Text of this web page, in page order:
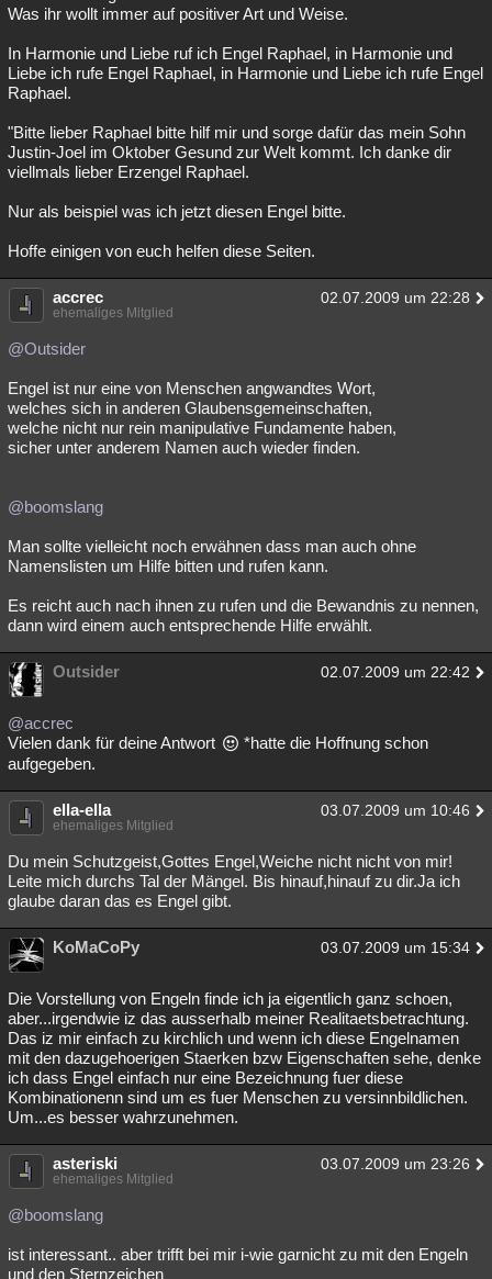
Was ihr wollt immer auf positiver Art und Weise.
In Harmonie und Liebe ruf ich Engel Raphael, in Harmonie und
Liebe ich rufe Engel Raphael, in Harmonie und Liebe ich rufe Engel
Raphael.
"Bitte lieber Raphael bitte hilf mir und sorge dafür das mein Sohn
Justin-Joel im Oktober Gesund zur Welt kommt. Ich danke dir
viellmals lieber Erzengel Raphael.
Nur als beispiel was ich jetzt diesen Engel bitte.
Hoffe einigen von euch helfen diese Seiten.
accrec 02.07.2009 um 22:28
ehemaliges Mitglied
@Outsider
Engel ist nur eine von Menschen angwandtes Wort,
welches sich in anderen Glaubensgemeinschaften,
welche nicht nur rein manipulative Fundamente haben,
sicher unter anderem Namen auch wieder finden.
@boomslang
Man sollte vielleicht noch erwähnen dass man auch ohne
Namenslisten um Hilfe bitten und rufen kann.
Es reicht auch nach ihnen zu rufen und die Bewandnis zu nennen,
dann wird einem auch entsprechende Hilfe erwählt.
Outsider 02.07.2009 um 22:42
@accrec
Vielen dank für deine Antwort
*hatte die Hoffnung schon
aufgegeben.
ella-ella 03.07.2009 um 10:46
ehemaliges Mitglied
Du mein Schutzgeist,Gottes Engel,Weiche nicht nicht von mir!
Leite mich durchs Tal der Mängel. Bis hinauf,hinauf zu dir.Ja ich
glaube daran das es Engel gibt.
KoMaCoPy 03.07.2009 um 15:34
Die Vorstellung von Engeln finde ich ja eigentlich ganz schoen,
aber...irgendwie iz das ausserhalb meiner Realitaetsbetrachtung.
Das iz mir einfach zu kirchlich und wenn ich diese Engelnamen
mit den dazugehoerigen Staerken bzw Eigenschaften sehe, denke
ich dass Engel einfach nur eine Bezeichnung fuer diese
Kombinationenn sind um es fuer Menschen zu versinnbildlichen.
Um...es besser wahrzunehmen.
asteriski 03.07.2009 um 23:26
ehemaliges Mitglied
@boomslang
ist interessant.. aber trifft bei mir i-wie garnicht zu mit den Engeln
und den Sternzeichen